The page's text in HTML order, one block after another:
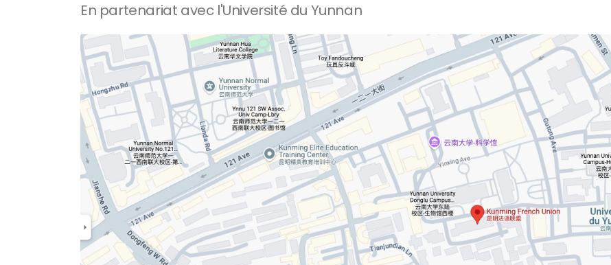
En partenariat avec l'Université du Yunnan